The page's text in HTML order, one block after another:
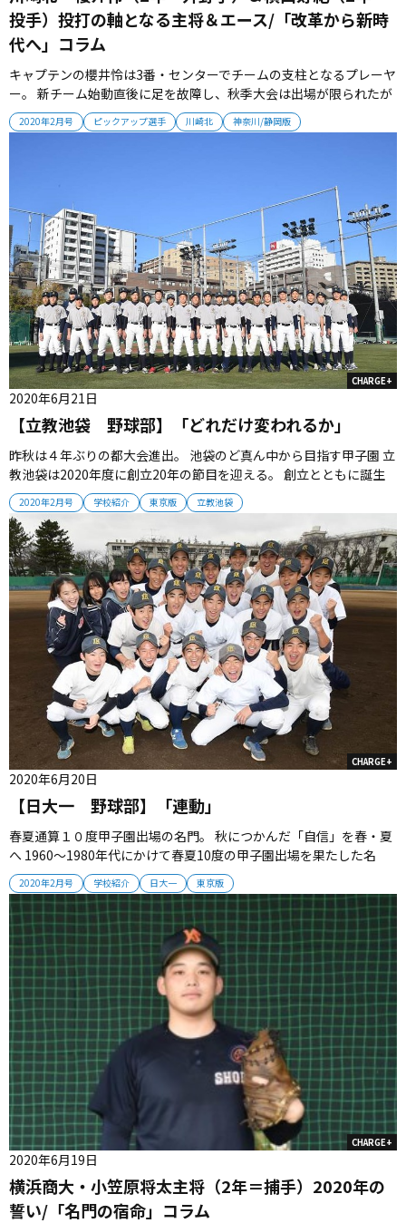
2020年2月号 ピックアップ選手 川崎北 神奈川/静岡版
投手）投打の軸となる主将＆エース/「改革から新時
代へ」コラム
キャプテンの櫻井怜は3番・センターでチームの支柱となるプレーヤ
ー。 新チーム始動直後に足を故障し、秋季大会は出場が限られたが
ベンチでも主将としての役割を果たした。 長打より打率を求めてい
るという打撃は、冬場にパワーアップを試みる。 櫻井主将は「チー
CHARGE+
2020年2月号 学校紹介 東京版 立教池袋
【立教池袋 野球部】「どれだけ変われるか」
2020年6月21日
昨秋は４年ぶりの都大会進出。 池袋のど真ん中から目指す甲子園 立
教池袋は2020年度に創立20年の節目を迎える。 創立とともに誕生
した野球部もメモリアルイヤーとなるが、主役が選手であることは
創部以来、変わっていない。 （取材・伊藤寿学） ■ 変わらないチー
ム理念 立教池袋の創立は2000年。 立教中が中高一貫校となり「...
CHARGE+
2020年2月号 学校紹介 日大一 東京版
【日大一 野球部】「連動」
2020年6月20日
春夏通算１０度甲子園出場の名門。 秋につかんだ「自信」を春・夏
へ 1960～1980年代にかけて春夏10度の甲子園出場を果たした名
門・日大一。 秋大会で確かな手応えをつかんだチームは、伝統校復
活をかけて春・夏の戦いへ挑む。 （取材・武山智史） ■ あの頃と
同じ気持ちで 冷え込んだ天候の中、日大一の選手たちがウォーミン
グ...
CHARGE+
横浜商大・小笠原将太主将（2年＝捕手）2020年の
誓い/「名門の宿命」コラム
2020年6月19日